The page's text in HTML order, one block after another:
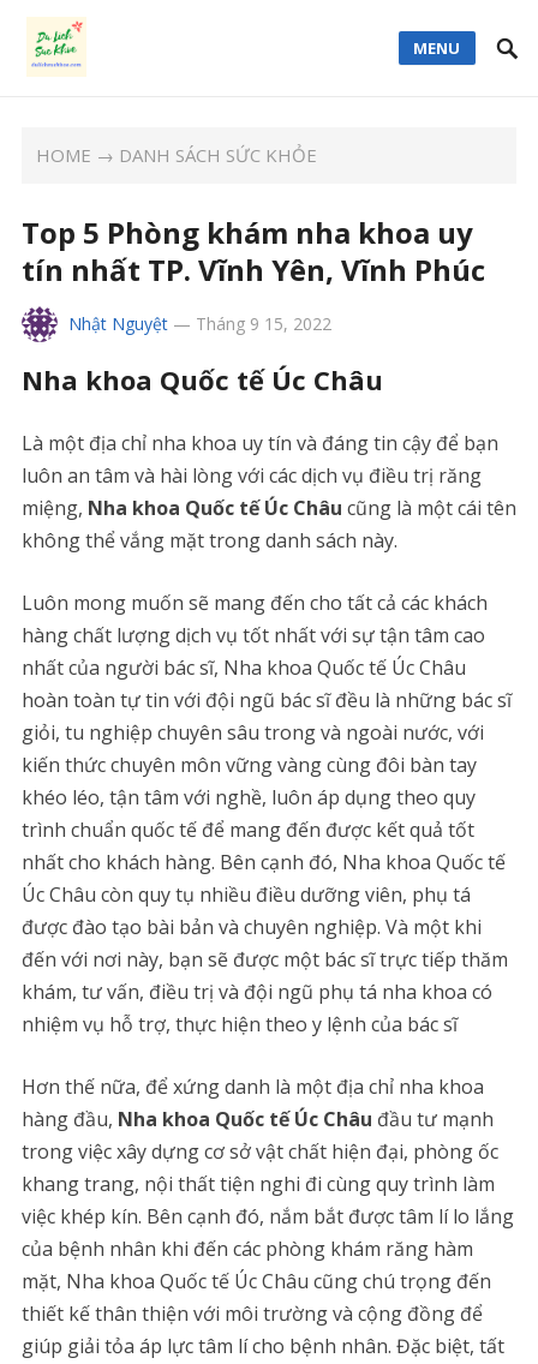
MENU
HOME → DANH SÁCH SỨC KHỎE
Top 5 Phòng khám nha khoa uy
tín nhất TP. Vĩnh Yên, Vĩnh Phúc
Nhật Nguyệt— Tháng 9 15, 2022
Nha khoa Quốc tế Úc Châu
Là một địa chỉ nha khoa uy tín và đáng tin cậy để bạn
luôn an tâm và hài lòng với các dịch vụ điều trị răng
miệng, Nha khoa Quốc tế Úc Châu cũng là một cái tên
không thể vắng mặt trong danh sách này.
Luôn mong muốn sẽ mang đến cho tất cả các khách
hàng chất lượng dịch vụ tốt nhất với sự tận tâm cao
nhất của người bác sĩ, Nha khoa Quốc tế Úc Châu
hoàn toàn tự tin với đội ngũ bác sĩ đều là những bác sĩ
giỏi, tu nghiệp chuyên sâu trong và ngoài nước, với
kiến thức chuyên môn vững vàng cùng đôi bàn tay
khéo léo, tận tâm với nghề, luôn áp dụng theo quy
trình chuẩn quốc tế để mang đến được kết quả tốt
nhất cho khách hàng. Bên cạnh đó, Nha khoa Quốc tế
Úc Châu còn quy tụ nhiều điều dưỡng viên, phụ tá
được đào tạo bài bản và chuyên nghiệp. Và một khi
đến với nơi này, bạn sẽ được một bác sĩ trực tiếp thăm
khám, tư vấn, điều trị và đội ngũ phụ tá nha khoa có
nhiệm vụ hỗ trợ, thực hiện theo y lệnh của bác sĩ
Hơn thế nữa, để xứng danh là một địa chỉ nha khoa
hàng đầu, Nha khoa Quốc tế Úc Châu đầu tư mạnh
trong việc xây dựng cơ sở vật chất hiện đại, phòng ốc
khang trang, nội thất tiện nghi đi cùng quy trình làm
việc khép kín. Bên cạnh đó, nắm bắt được tâm lí lo lắng
của bệnh nhân khi đến các phòng khám răng hàm
mặt, Nha khoa Quốc tế Úc Châu cũng chú trọng đến
thiết kế thân thiện với môi trường và cộng đồng để
giúp giải tỏa áp lực tâm lí cho bệnh nhân. Đặc biệt, tất